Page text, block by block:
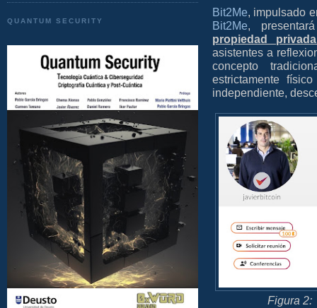
QUANTUM SECURITY
Bit2Me, impulsado
Bit2Me,
propiedad
asistentes a
concepto
estrictamente
independiente,
Figura 2: